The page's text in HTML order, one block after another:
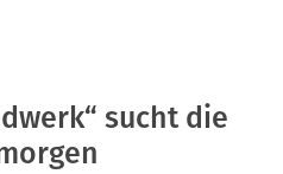
sucht die